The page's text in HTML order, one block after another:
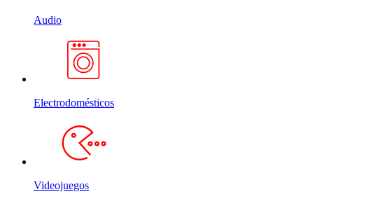
Audio
Electrodomésticos
Videojuegos